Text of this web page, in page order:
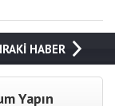
HABER
Yapın